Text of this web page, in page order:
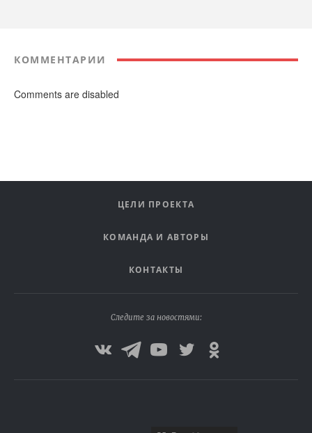
КОММЕНТАРИИ
Comments are disabled
ЦЕЛИ ПРОЕКТА
КОМАНДА И АВТОРЫ
КОНТАКТЫ
Следите за новостями: